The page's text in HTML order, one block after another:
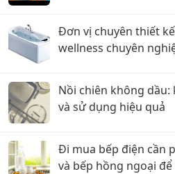
Đơn vị chuyên thiết
wellness chuyên
Nồi chiên không
và sử dụng hiệu quả
Đi mua bếp điện cần
và bếp hồng ngoại